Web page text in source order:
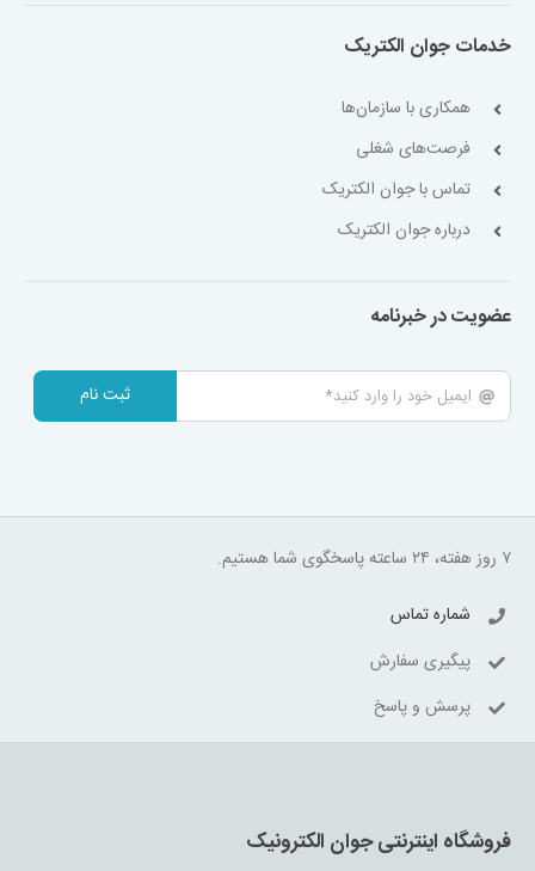
خدمات جوان الکتریک
همکاری با سازمان‌ها
فرصت‌های شغلی
تماس با جوان الکتریک
درباره جوان الکتریک
عضویت در خبرنامه
ثبت نام
۷ روز هفته، ۲۴ ساعته پاسخگوی شما هستیم.
شماره تماس
پیگیری سفارش
پرسش و پاسخ
فروشگاه اینترنتی جوان الکترونیک